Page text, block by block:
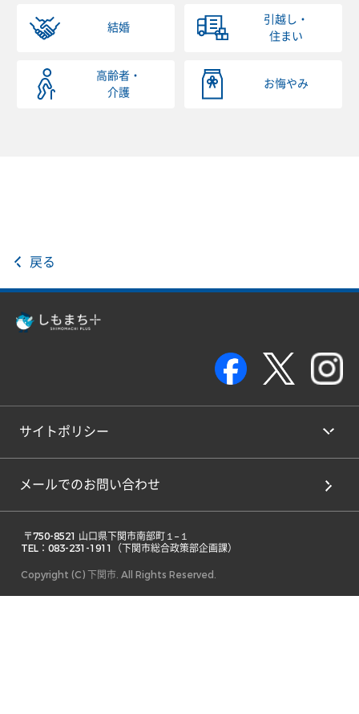
結婚
引越し・
住まい
高齢者・
介護
お悔やみ
戻る
サイトポリシー
メールでのお問い合わせ
TEL：083-231-1911（下関市総合政策部企画課）
Copyright (C) 下関市. All Rights Reserved.